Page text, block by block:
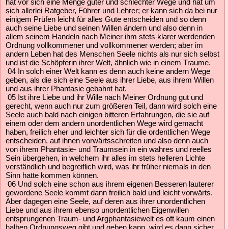
sich allerlei Ratgeber, Führer und Lehrer; er kann sich da bei nur
einigem Prüfen leicht für alles Gute entscheiden und so denn
auch seine Liebe und seinen Willen ändern und also denn in
allem seinem Handeln nach Meiner ihm stets klarer werdenden
Ordnung vollkommener und vollkommener werden; aber im
andern Leben hat des Menschen Seele nichts als nur sich selbst
und ist die Schöpferin ihrer Welt, ähnlich wie in einem Traume.
04 In solch einer Welt kann es denn auch keine andern Wege
geben, als die sich eine Seele aus ihrer Liebe, aus ihrem Willen
und aus ihrer Phantasie gebahnt hat.
05 Ist ihre Liebe und ihr Wille nach Meiner Ordnung gut und
gerecht, wenn auch nur zum größeren Teil, dann wird solch eine
Seele auch bald nach einigen bitteren Erfahrungen, die sie auf
einem oder dem andern unordentlichen Wege wird gemacht
haben, freilich eher und leichter sich für die ordentlichen Wege
entscheiden, auf ihnen vorwärtsschreiten und also denn auch
von ihrem Phantasie- und Traumsein in ein wahres und reelles
Sein übergehen, in welchem ihr alles im stets helleren Lichte
verständlich und begreiflich wird, was ihr früher niemals in den
Sinn hatte kommen können.
06 Und solch eine schon aus ihrem eigenen Besseren lauterer
gewordene Seele kommt dann freilich bald und leicht vorwärts.
Aber dagegen eine Seele, auf deren aus ihrer unordentlichen
Liebe und aus ihrem ebenso unordentlichen Eigenwillen
entsprungenen Traum- und Argphantasiewelt es oft kaum einen
halben Ordnungsweg gibt und geben kann, wird es dann sicher